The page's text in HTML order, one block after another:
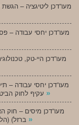
מעו”דכן ליטיגציה –
מעו”דכן יחסי עבודה –
מעו”דכן היי-טק,
»
מעו”דכן מיסים – חוק
»